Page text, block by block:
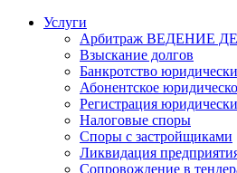
Услуги
Арбитраж ВЕДЕНИЕ
Взыскание долгов
Банкротство
Абонентское
Регистрация
Налоговые споры
Споры с застройщиками
Ликвидация
Сопровождение в